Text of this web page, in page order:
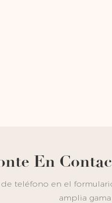
En
teléfono en el
amplia